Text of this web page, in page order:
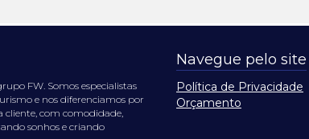
FW. Somos especialistas
e nos diferenciamos por
cliente, com comodidade,
sonhos e criando
Navegue pelo site
Política de Privacidade
Orçamento